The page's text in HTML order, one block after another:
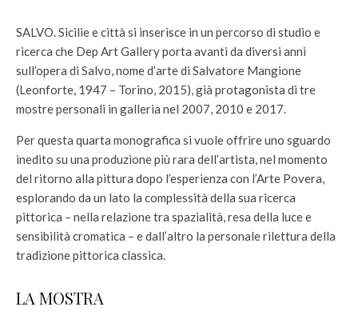
SALVO. Sicilie e città si inserisce in un percorso di studio e
ricerca che Dep Art Gallery porta avanti da diversi anni
sull’opera di Salvo, nome d’arte di Salvatore Mangione
(Leonforte, 1947 – Torino, 2015), già protagonista di tre
mostre personali in galleria nel 2007, 2010 e 2017.
Per questa quarta monografica si vuole offrire uno sguardo
inedito su una produzione più rara dell’artista, nel momento
del ritorno alla pittura dopo l’esperienza con l’Arte Povera,
esplorando da un lato la complessità della sua ricerca
pittorica – nella relazione tra spazialità, resa della luce e
sensibilità cromatica – e dall’altro la personale rilettura della
tradizione pittorica classica.
LA MOSTRA